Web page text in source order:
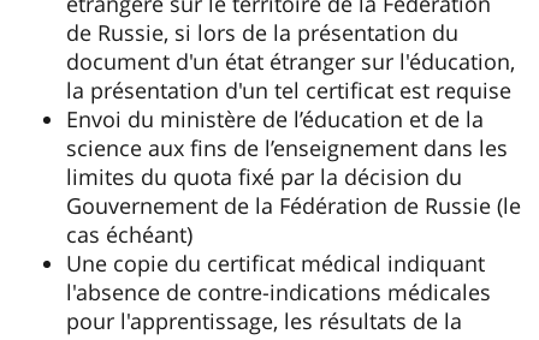
de Russie, si lors de la présentation du
document d'un état étranger sur l'éducation,
la présentation d'un tel certificat est requise
Envoi du ministère de l’éducation et de la
science aux fins de l’enseignement dans les
limites du quota fixé par la décision du
Gouvernement de la Fédération de Russie (le
cas échéant)
Une copie du certificat médical indiquant
l'absence de contre-indications médicales
pour l'apprentissage, les résultats de la